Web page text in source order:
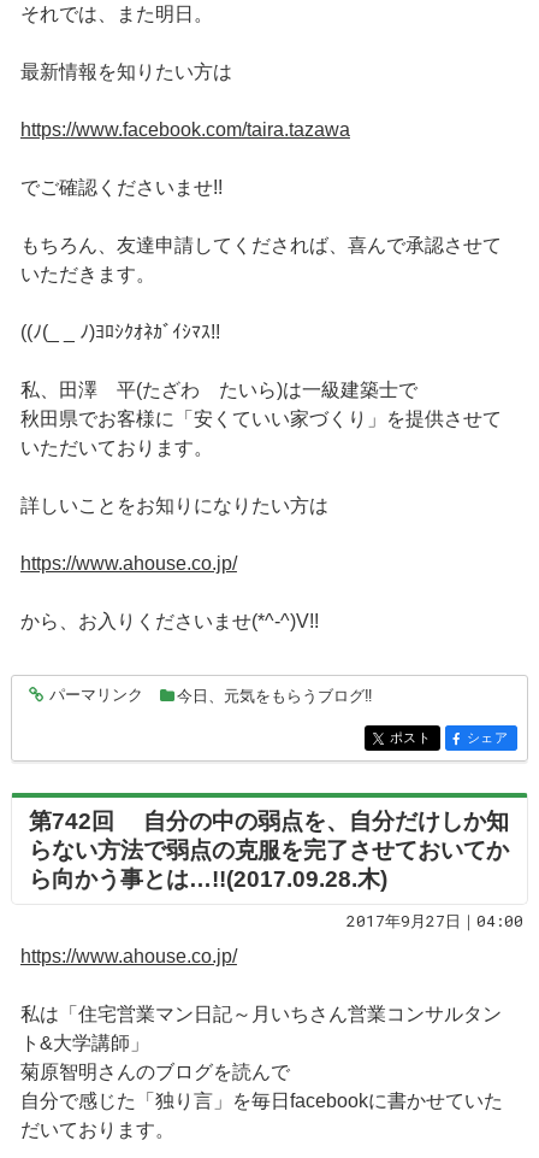
それでは、また明日。
最新情報を知りたい方は
https://www.facebook.com/taira.tazawa
でご確認くださいませ!!
もちろん、友達申請してくだされば、喜んで承認させて
いただきます。
((ﾉ(_ _ ﾉ)ﾖﾛｼｸｵﾈｶﾞｲｼﾏｽ!!
私、田澤 平(たざわ たいら)は一級建築士で
秋田県でお客様に「安くていい家づくり」を提供させて
いただいております。
詳しいことをお知りになりたい方は
https://www.ahouse.co.jp/
から、お入りくださいませ(*^-^)V!!
entry4562
パーマリンク 今日、元気をもらうブログ‼
entry4562
ポスト entry4562
シェア
第742回 自分の中の弱点を、自分だけしか知
らない方法で弱点の克服を完了させておいてか
ら向かう事とは…!!(2017.09.28.木)
2017年9月27日｜04:00
https://www.ahouse.co.jp/
私は「住宅営業マン日記～月いちさん営業コンサルタン
ト&大学講師」
菊原智明さんのブログを読んで
自分で感じた「独り言」を毎日facebookに書かせていた
だいております。